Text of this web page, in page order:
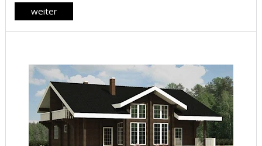
weiter